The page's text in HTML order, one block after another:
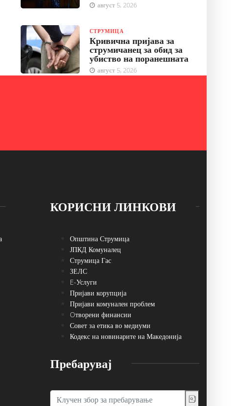
август 5, 2026
СТРУМИЦА
Кривична пријава за
струмичанец за обид за
убиство на поранешната
август 5, 2026
КОРИСНИ ЛИНКОВИ
Општина Струмица
ЈПКД Комуналец
Струмица Гас
ЗЕЛС
E-Услуги
Пријави корупција
Пријави комунален проблем
Oтворени финансии
Совет за етика во медиуми
Кодекс на новинарите на Македонија
Пребарувај